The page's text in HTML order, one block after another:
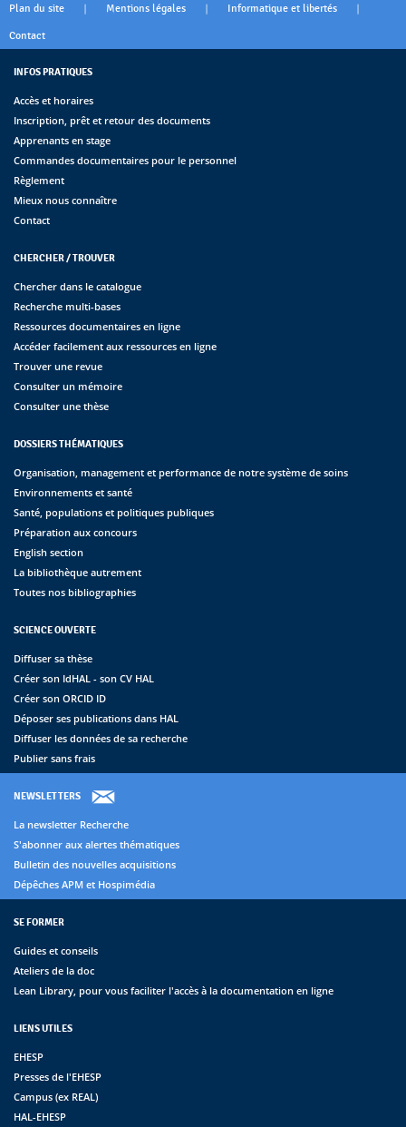
Plan du site | Mentions légales | Informatique et libertés |
Contact
INFOS PRATIQUES
Accès et horaires
Inscription, prêt et retour des documents
Apprenants en stage
Commandes documentaires pour le personnel
Règlement
Mieux nous connaître
Contact
CHERCHER / TROUVER
Chercher dans le catalogue
Recherche multi-bases
Ressources documentaires en ligne
Accéder facilement aux ressources en ligne
Trouver une revue
Consulter un mémoire
Consulter une thèse
DOSSIERS THÉMATIQUES
Organisation, management et performance de notre système de soins
Environnements et santé
Santé, populations et politiques publiques
Préparation aux concours
English section
La bibliothèque autrement
Toutes nos bibliographies
SCIENCE OUVERTE
Diffuser sa thèse
Créer son IdHAL - son CV HAL
Créer son ORCID ID
Déposer ses publications dans HAL
Diffuser les données de sa recherche
Publier sans frais
NEWSLETTERS
La newsletter Recherche
S'abonner aux alertes thématiques
Bulletin des nouvelles acquisitions
Dépêches APM et Hospimédia
SE FORMER
Guides et conseils
Ateliers de la doc
Lean Library, pour vous faciliter l'accès à la documentation en ligne
LIENS UTILES
EHESP
Presses de l'EHESP
Campus (ex REAL)
HAL-EHESP